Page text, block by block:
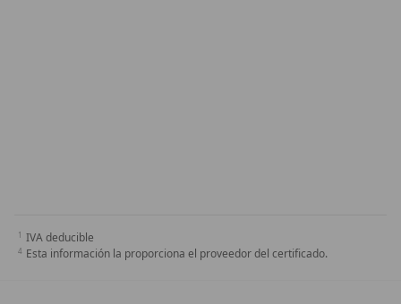
IVA deducible
Esta información la proporciona el proveedor del certificado.